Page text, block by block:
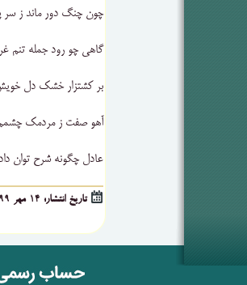
چون چنگ دور ماند ز سر
گاهی چو رود جمله تنم
بر کشتزار خشک دل
آهو صفت ز مردمک
عادل چگونه شرح توان
تاریخ انتشار: 14 مهر 1399 |